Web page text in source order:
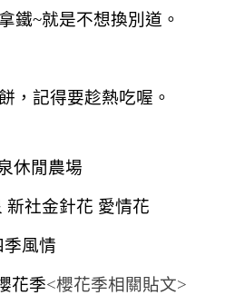
鐵~就是不想換別道。
，記得要趁熱吃喔。
休閒農場
新社金針花 愛情花
季風情
季<櫻花季相關貼文>